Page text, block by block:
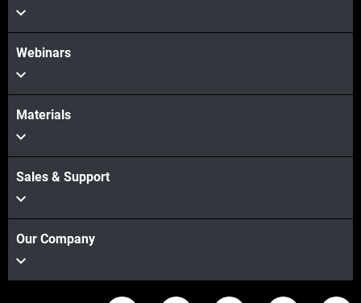
Webinars
Materials
Sales & Support
Our Company